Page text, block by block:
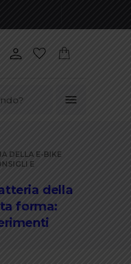
DELLA E-BIKE
E
della
forma: